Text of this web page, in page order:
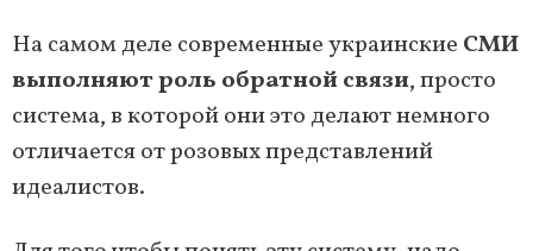
На самом деле современные украинские СМИ
выполняют роль обратной связи, просто
система, в которой они это делают немного
отличается от розовых представлений
идеалистов.